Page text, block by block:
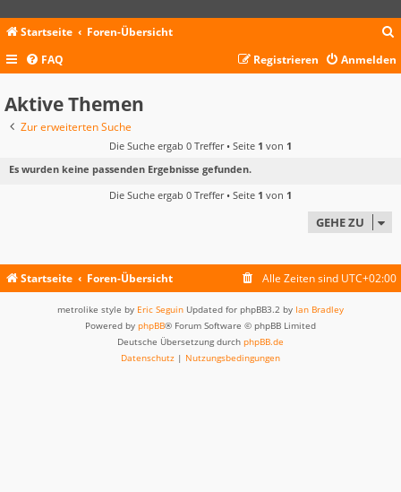
Startseite Foren-Übersicht
c
FAQ Anmelden
Registrieren
Aktive Themen
Zur erweiterten Suche
Die Suche ergab 0 Treffer • Seite 1 von 1
Es wurden keine passenden Ergebnisse gefunden.
Die Suche ergab 0 Treffer • Seite 1 von 1
GEHE ZU
Startseite Foren-Übersicht Alle Zeiten sind UTC+02:00
metrolike style by Eric Seguin Updated for phpBB3.2 by Ian Bradley
Powered by phpBB® Forum Software © phpBB Limited
Deutsche Übersetzung durch phpBB.de
Datenschutz | Nutzungsbedingungen